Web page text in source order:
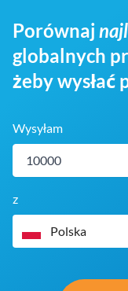
Porównaj
globalnych
żeby wysłać
Wysyłam
z
Polska